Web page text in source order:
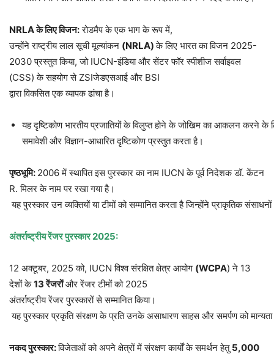
NRLAकेलिएविजन:रोडमैप के एक भाग के रूप में,
उन्होंने राष्ट्रीय लाल सूची मूल्यांकन (NRLA)के लिए भारत का विजन 2025-
2030 प्रस्तुत किया, जो IUCN-इंडिया और सेंटर फॉर स्पीशीज सर्वाइवल
(CSS) के सहयोग से ZSIजेडएसआई और BSI
द्वारा विकसित एक व्यापक ढांचा है।
यह दृष्टिकोण भारतीय प्रजातियों के विलुप्त होने के जोखिम का आकलन करने के
समावेशी और विज्ञान-आधारित दृष्टिकोण प्रस्तुत करता है।
पृष्ठभूमि: 2006 में स्थापित इस पुरस्कार का नाम IUCN के पूर्व निदेशक डॉ. केंटन
R. मिलर के नाम पर रखा गया है।
यह पुरस्कार उन व्यक्तियों या टीमों को सम्मानित करता है जिन्होंने प्राकृतिक
अंतर्राष्ट्रीयरेंजरपुरस्कार2025:
12 अक्टूबर, 2025 को, IUCN विश्व संरक्षित क्षेत्र आयोग (WCPA) ने 13
देशों के13रेंजरोंऔर रेंजर टीमों को 2025
अंतर्राष्ट्रीय रेंजर पुरस्कारों से सम्मानित किया।
यह पुरस्कार प्रकृति संरक्षण के प्रति उनके असाधारण साहस और समर्पण को
नकदपुरस्कार:विजेताओं को अपने क्षेत्रों में संरक्षण कार्यों के समर्थन हेतु 5,000